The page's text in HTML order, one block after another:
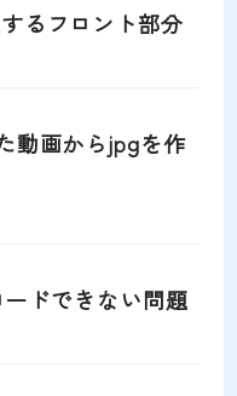
るフロント部分
動画からjpgを作
ドできない問題